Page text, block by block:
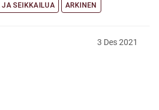
SEIKKAILUA ARKINEN
3 Des 2021